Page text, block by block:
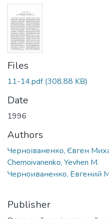
Files
11-14.pdf(308.88 KB)
Date
1996
Authors
Черноіваненко, Євген
Chernoivanenko, Yevhen M.
Черноиваненко, Евгений
Publisher